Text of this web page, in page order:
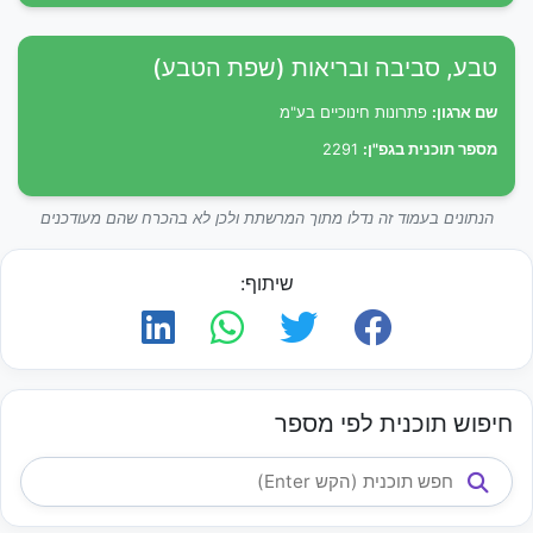
טבע, סביבה ובריאות (שפת הטבע)
שם ארגון: פתרונות חינוכיים בע"מ
מספר תוכנית בגפ"ן:
הנתונים בעמוד זה נדלו מתוך המרשתת ולכן לא בהכרח שהם מעודכנים
שיתוף:
חיפוש תוכנית לפי מספר